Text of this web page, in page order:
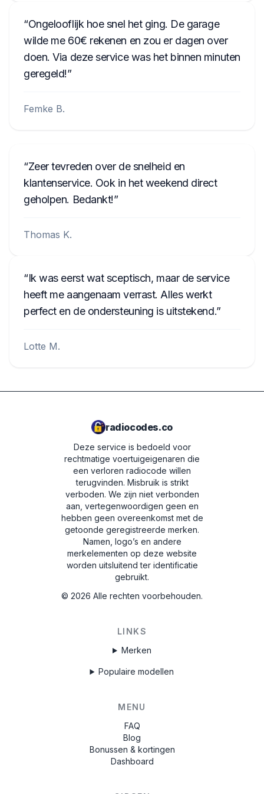
worden verwijderd en de code van het
etiket op de behuizing worden gelezen.
542533,
10014744, U1001 L4744, GEB29013851,
954LR052, FBPE066260EW, BJ001841,
Ongelooflijk hoe snel het ging. De garage
wilde me 60€ rekenen en zou er dagen over
doen. Via deze service was het binnen minuten
geregeld!
Femke B.
Zeer tevreden over de snelheid en
klantenservice. Ook in het weekend direct
geholpen. Bedankt!
Thomas K.
Ik was eerst wat sceptisch, maar de service
heeft me aangenaam verrast. Alles werkt
perfect en de ondersteuning is uitstekend.
Lotte M.
radiocodes.co
Deze service is bedoeld voor
rechtmatige voertuigeigenaren die
een verloren radiocode willen
terugvinden. Misbruik is strikt
verboden. We zijn niet verbonden
aan, vertegenwoordigen geen en
hebben geen overeenkomst met de
getoonde geregistreerde merken.
Namen, logo’s en andere
merkelementen op deze website
worden uitsluitend ter identificatie
gebruikt.
© 2026 Alle rechten voorbehouden.
LINKS
Merken
Populaire modellen
MENU
FAQ
Blog
Bonussen & kortingen
Dashboard